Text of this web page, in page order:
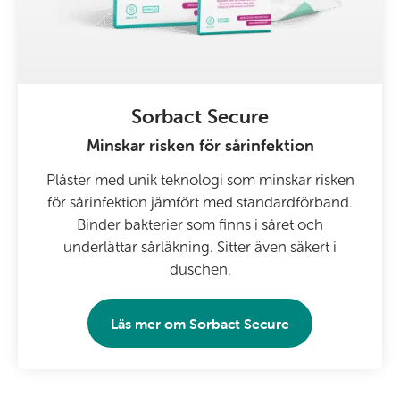
Sorbact Secure
Minskar risken för sårinfektion
Plåster med unik teknologi som minskar risken
för sårinfektion jämfört med standardförband.
Binder bakterier som finns i såret och
underlättar sårläkning. Sitter även säkert i
duschen.
Läs mer om Sorbact Secure